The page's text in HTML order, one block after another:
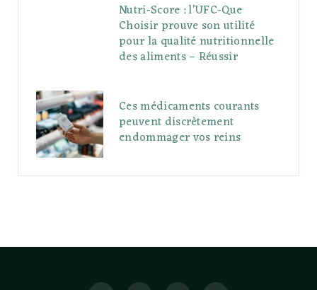
Nutri-Score : l’UFC-Que
Choisir prouve son utilité
pour la qualité nutritionnelle
des aliments – Réussir
Ces médicaments courants
peuvent discrètement
endommager vos reins